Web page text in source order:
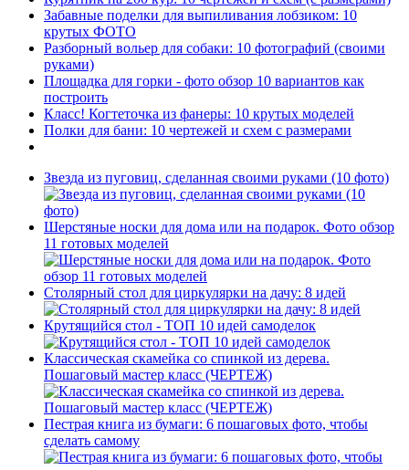
Забавные поделки для выпиливания лобзиком: 10
крутых ФОТО
Разборный вольер для собаки: 10 фотографий (своими
руками)
Площадка для горки - фото обзор 10 вариантов как
построить
Класс! Когтеточка из фанеры: 10 крутых моделей
Полки для бани: 10 чертежей и схем с размерами
Звезда из пуговиц, сделанная своими руками (10 фото)
Шерстяные носки для дома или на подарок. Фото обзор
11 готовых моделей
Столярный стол для циркулярки на дачу: 8 идей
Крутящийся стол - ТОП 10 идей самоделок
Классическая скамейка со спинкой из дерева.
Пошаговый мастер класс (ЧЕРТЕЖ)
Пестрая книга из бумаги: 6 пошаговых фото, чтобы
сделать самому